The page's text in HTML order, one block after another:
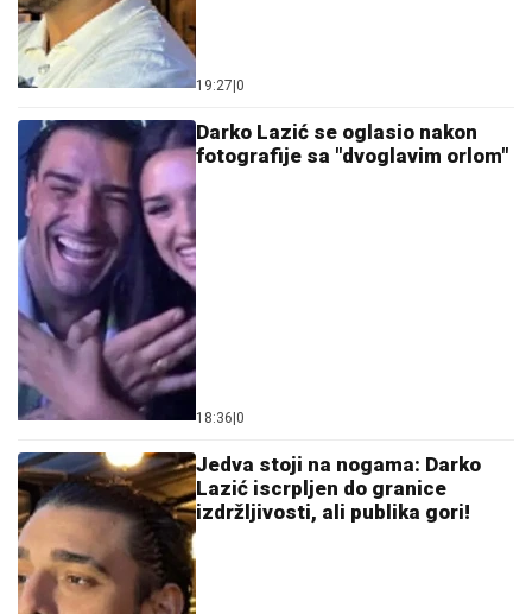
19:27 0
Darko Lazić se oglasio nakon
fotografije sa "dvoglavim orlom"
18:36 0
Jedva stoji na nogama: Darko
Lazić iscrpljen do granice
izdržljivosti, ali publika gori!